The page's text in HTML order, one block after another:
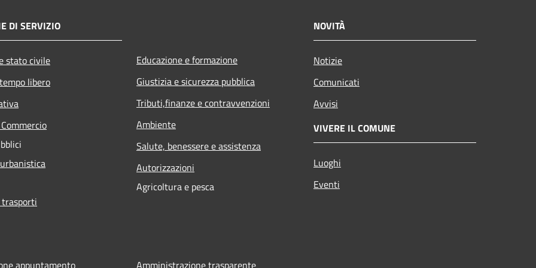
DI SERVIZIO
stato civile
libero
Educazione e formazione
Giustizia e sicurezza pubblica
Tributi,finanze e contravvenzioni
Ambiente
Salute, benessere e assistenza
Autorizzazioni
Agricoltura e pesca
NOVITÀ
Notizie
Comunicati
Avvisi
VIVERE IL COMUNE
Luoghi
Eventi
appuntamento Amministrazione trasparente